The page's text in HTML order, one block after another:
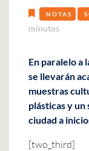
NOTAS
minutos
En paralelo a
se llevarán
muestras
plásticas y
ciudad a
[two_third]